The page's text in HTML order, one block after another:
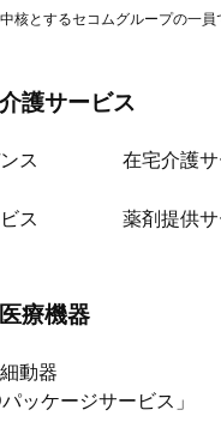
核とするセコムグループの一員
護サービス
ス 在宅介護
ス 薬剤提供
療機器
動器
ッケージサービス」